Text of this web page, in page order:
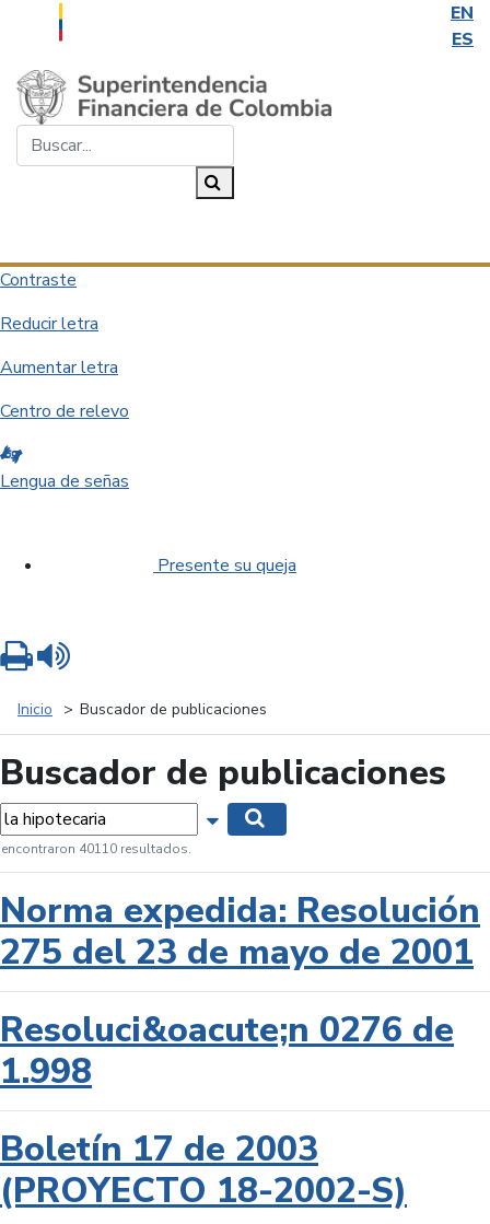
EN
ES
Saltar al contenido principal
Contraste
Reducir letra
Aumentar letra
Centro de relevo
Lengua de señas
Presente su queja
Inicio Buscador de publicaciones
Buscador de publicaciones
Mostrar opciones de búsqueda
encontraron 40110 resultados.
Norma expedida: Resolución
275 del 23 de mayo de 2001
Resoluci&oacute;n 0276 de
1.998
Boletín 17 de 2003
(PROYECTO 18-2002-S)
Imprimir